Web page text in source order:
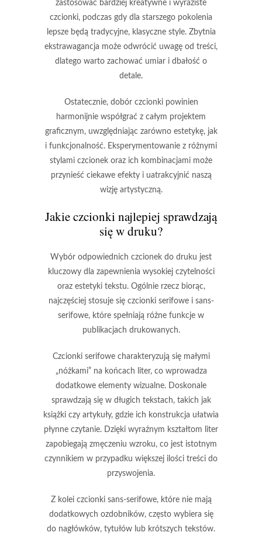
zastosować bardziej kreatywne i wyraziste
czcionki, podczas gdy dla starszego pokolenia
lepsze będą tradycyjne, klasyczne style. Zbytnia
ekstrawagancja może odwrócić uwagę od treści,
dlatego warto zachować umiar i dbałość o
detale.
Ostatecznie, dobór czcionki powinien
harmonijnie współgrać z całym projektem
graficznym, uwzględniając zarówno estetykę, jak
i funkcjonalność. Eksperymentowanie z różnymi
stylami czcionek oraz ich kombinacjami może
przynieść ciekawe efekty i uatrakcyjnić naszą
wizję artystyczną.
Jakie czcionki najlepiej sprawdzają
się w druku?
Wybór odpowiednich czcionek do druku jest
kluczowy dla zapewnienia wysokiej czytelności
oraz estetyki tekstu. Ogólnie rzecz biorąc,
najczęściej stosuje się czcionki serifowe i sans-
serifowe, które spełniają różne funkcje w
publikacjach drukowanych.
Czcionki serifowecharakteryzują się małymi
„nóżkami” na końcach liter, co wprowadza
dodatkowe elementy wizualne. Doskonale
sprawdzają się w długich tekstach, takich jak
książki czy artykuły, gdzie ich konstrukcja ułatwia
płynne czytanie. Dzięki wyraźnym kształtom liter
zapobiegają zmęczeniu wzroku, co jest istotnym
czynnikiem w przypadku większej ilości treści do
przyswojenia.
Z kolei czcionki sans-serifowe, które nie mają
dodatkowych ozdobników, często wybiera się
do nagłówków, tytułów lub krótszych tekstów.